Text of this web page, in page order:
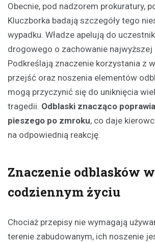
Obecnie, pod nadzorem prokuratury,
Kluczborka badają szczegóły tego
wypadku. Władze apelują do
drogowego o zachowanie najwyższej
Podkreślają znaczenie korzystania z
przejść oraz noszenia elementów
mogą przyczynić się do uniknięcia
tragedii. Odblaski znacząco
pieszego po zmroku, co daje
na odpowiednią reakcję.
Znaczenie odblasków w
codziennym życiu
Chociaż przepisy nie wymagają
terenie zabudowanym, ich noszenie